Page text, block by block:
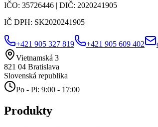
IČO: 35726446 | DIČ: 2020241905
IČ DPH: SK2020241905
+421 905 327 819 +421 905 609 402
Vietnamská 3
821 04 Bratislava
Slovenská republika
Po - Pi: 9:00 - 17:00
Produkty